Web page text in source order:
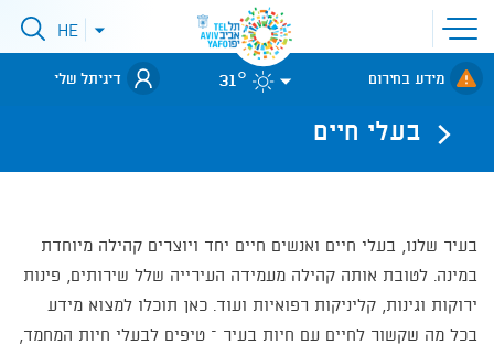
פתיחת
תפריט
אתר
לאתר עיריית
תל-אביב
פתיחתHE
מידע בחירום 31° דיגיתל שלי
בעלי חיים
בעיר שלנו, בעלי חיים ואנשים חיים יחד ויוצרים קהילה מיוחדת
במינה. לטובת אותה קהילה מעמידה העירייה שלל שירותים, פינות
ירוקות וגינות, קליניקות רפואיות ועוד. כאן תוכלו למצוא מידע
בכל מה שקשור לחיים עם חיות בעיר – טיפים לבעלי חיות המחמד,